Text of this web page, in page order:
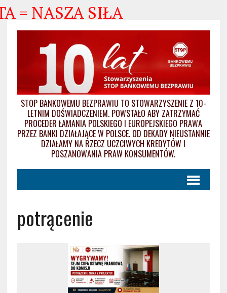
SIŁA
STOP BANKOWEMU BEZPRAWIU TO STOWARZYSZENIE Z 10-
LETNIM DOŚWIADCZENIEM. POWSTAŁO ABY ZATRZYMAĆ
PROCEDER ŁAMANIA POLSKIEGO I EUROPEJSKIEGO PRAWA
PRZEZ BANKI DZIAŁAJĄCE W POLSCE. OD DEKADY NIEUSTANNIE
DZIAŁAMY NA RZECZ UCZCIWYCH KREDYTÓW I
POSZANOWANIA PRAW KONSUMENTÓW.
potrącenie